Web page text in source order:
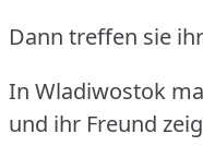
Dann treffen sie
In Wladiwostok
und ihr Freund